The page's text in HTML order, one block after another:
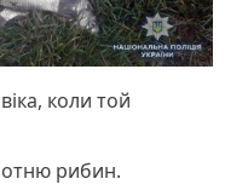
коли той
рибин.